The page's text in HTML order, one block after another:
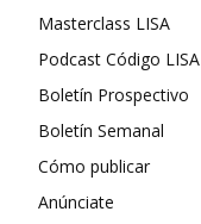
Masterclass LISA
Podcast Código LISA
Boletín Prospectivo
Boletín Semanal
Cómo publicar
Anúnciate